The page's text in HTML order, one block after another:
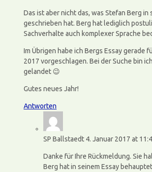
Das ist aber nicht das, was Stefan Berg in
geschrieben hat. Berg hat lediglich
Sachverhalte auch komplexer Sprache
Im Übrigen habe ich Bergs Essay gerade
2017 vorgeschlagen. Bei der Suche bin
gelandet 😉
Gutes neues Jahr!
Antworten
SP Ballstaedt 4. Januar 2017 at
Danke für Ihre Rückmeldung. Sie
Berg hat in seinem Essay